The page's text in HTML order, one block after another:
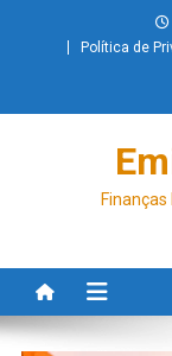
Política de